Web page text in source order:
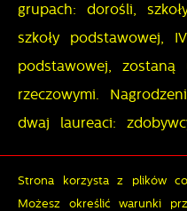
grupach: dorośli,
szkoły podstawowej,
podstawowej, zostaną
rzeczowymi.
dwaj laureaci:
15. Aby promować
Strona korzysta z plików
Możesz określić warunki